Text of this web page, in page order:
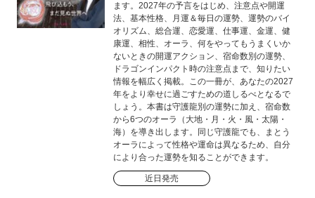
ます。2027年の予言をはじめ、注意点や開運
法、基本性格、月運＆毎日の運勢、運勢のバイ
オリズム、総合運、恋愛運、仕事運、金運、健
康運、相性、オーラ、何をやってもうまくいか
ないときの開運アクション、宿命数別の運勢、
ドラゴンインパクト時の注意点まで、知りたい
情報を幅広く掲載。この一冊が、あなたの2027
年をより幸せに過ごすための道しるべとなるで
しょう。本書は守護龍別の運勢に加え、宿命数
から6つのオーラ（大地・月・火・風・太陽・
海）を導き出します。同じ守護龍でも、まとう
オーラによって性格や運命は異なるため、自分
により合った運勢を知ることができます。
近日発売